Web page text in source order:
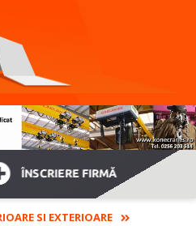
ÎNSCRIERE FIRMĂ
SI EXTERIOARE